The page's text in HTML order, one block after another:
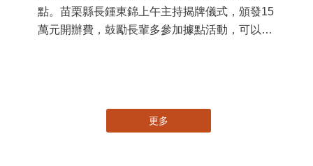
點。苗栗縣長鍾東錦上午主持揭牌儀式，頒發15
萬元開辦費，鼓勵長輩多參加據點活動，可以更
更多